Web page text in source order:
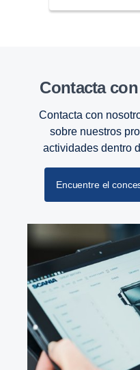
Contacta
Contacta con
sobre nuestros
actividades dentro
Encuentre el